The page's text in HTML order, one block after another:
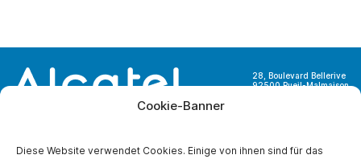
Cookie-Banner
Diese Website verwendet Cookies. Einige von ihnen sind für das
28, Boulevard Bellerive
92500 Rueil-Malmaison